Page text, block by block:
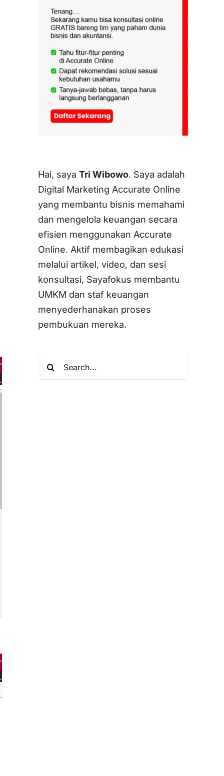
Hai, saya Tri Wibowo. Saya adalah
Digital Marketing Accurate Online
yang membantu bisnis memahami
dan mengelola keuangan secara
efisien menggunakan Accurate
Online. Aktif membagikan edukasi
melalui artikel, video, dan sesi
konsultasi, Sayafokus membantu
UMKM dan staf keuangan
menyederhanakan proses
pembukuan mereka.
Search